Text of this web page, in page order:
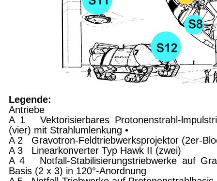
Legende:
Antriebe
A 1 Vektorisierbares Protonenstrahl-
(vier) mit Strahlumlenkung •
A 2 Gravotron-Feldtriebwerksprojektor (2er-
A 3 Linearkonverter Typ Hawk II (zwei)
A 4 Notfall-Stabilisierungstriebwerke auf
Basis (2 x 3) in 120°-Anordnung